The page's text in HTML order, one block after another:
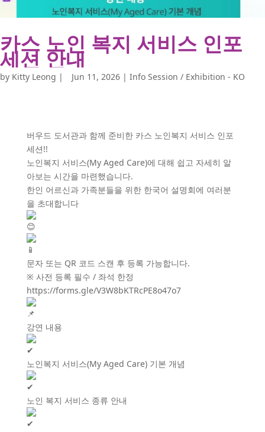
카스 노인 복지 서비스 인포
세션 안내
by Kitty Leong | Jun 11, 2026 | Info Session / Exhibition - KO
버우드 도서관과 함께 준비한 카스 노인복지 서비스 인포
세션!!
노인복지 서비스(My Aged Care)에 대해 쉽고 자세히 알
아보는 시간을 마련했습니다.
한인 어르신과 가족분들을 위한 한국어 설명회에 여러분
을 초대합니다
문자 또는 QR 코드 스캔 후 등록 가능합니다.
※ 사전 등록 필수 / 좌석 한정
https://forms.gle/V3W8bKTRcPE8o47o7
강연 내용
노인복지 서비스(My Aged Care) 기본 개념
노인 복지 서비스 종류 안내